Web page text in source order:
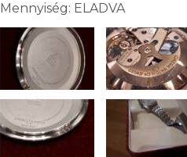
Mennyiség: ELADVA